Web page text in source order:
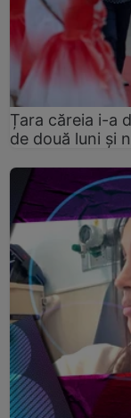
Țara căreia i-a
de două luni și